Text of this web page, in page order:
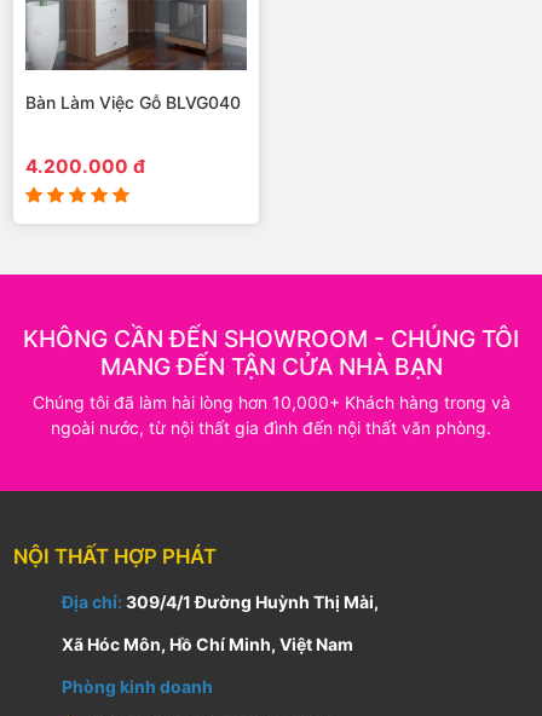
Bàn Làm Việc Gỗ BLVG040
4.200.000 đ
KHÔNG CẦN ĐẾN SHOWROOM - CHÚNG TÔI
MANG ĐẾN TẬN CỬA NHÀ BẠN
Chúng tôi đã làm hài lòng hơn 10,000+ Khách hàng trong và
ngoài nước, từ nội thất gia đình đến nội thất văn phòng.
NỘI THẤT HỢP PHÁT
Địa chỉ: 309/4/1 Đường Huỳnh Thị Mài,
Xã Hóc Môn, Hồ Chí Minh, Việt Nam
Phòng kinh doanh